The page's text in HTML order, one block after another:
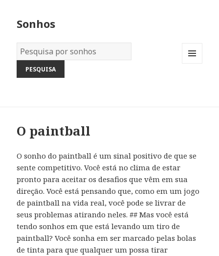
Sonhos
Dicionário
dos
Sonhos:
O paintball
O sonho do paintball é um sinal positivo de que se
sente competitivo. Você está no clima de estar
pronto para aceitar os desafios que vêm em sua
direção. Você está pensando que, como em um jogo
de paintball na vida real, você pode se livrar de
seus problemas atirando neles. ## Mas você está
tendo sonhos em que está levando um tiro de
paintball? Você sonha em ser marcado pelas bolas
de tinta para que qualquer um possa tirar